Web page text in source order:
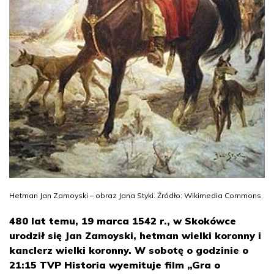
Hetman Jan Zamoyski – obraz Jana Styki. Źródło: Wikimedia Commons
480 lat temu, 19 marca 1542 r., w Skokówce
urodził się Jan Zamoyski, hetman wielki koronny i
kanclerz wielki koronny. W sobotę o godzinie o
21:15 TVP Historia wyemituje film „Gra o